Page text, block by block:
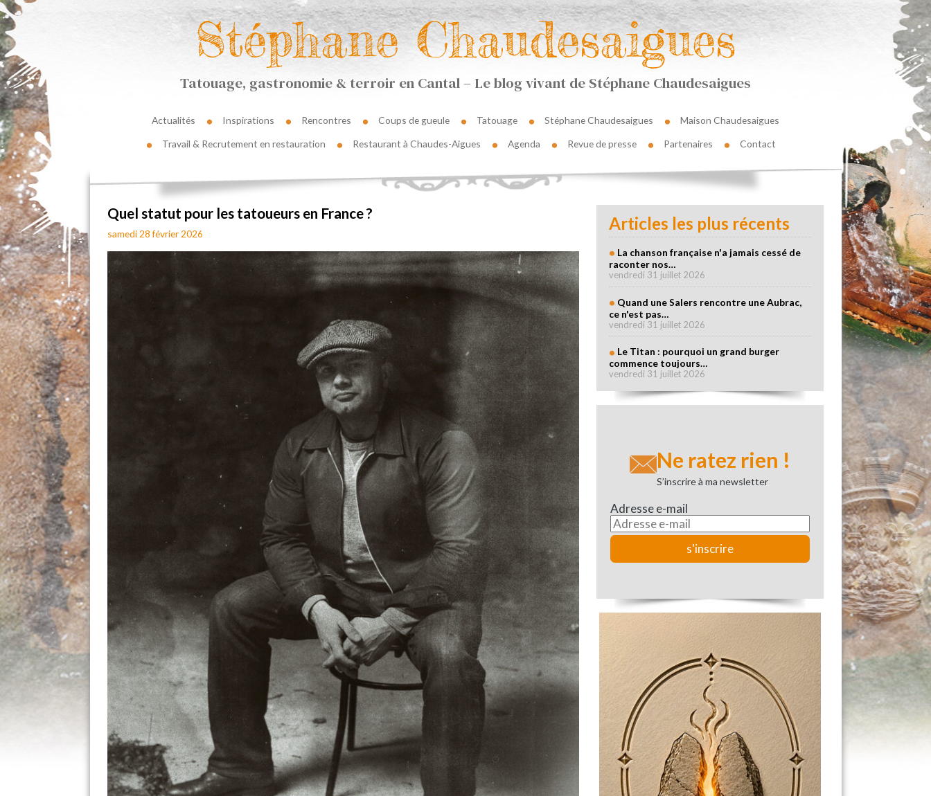
Stéphane Chaudesaigues
Tatouage, gastronomie & terroir en Cantal – Le blog vivant de Stéphane Chaudesaigues
Actualités Inspirations Rencontres Coups de gueule Tatouage Stéphane Chaudesaigues
Maison Chaudesaigues
Travail & Recrutement en restauration
Restaurant à Chaudes-Aigues Agenda Revue de presse Partenaires Contact
Quel statut pour les tatoueurs en France ?
samedi 28 février 2026 Articles les plus récents
La chanson française n'a jamais cessé de
raconter nos…
vendredi 31 juillet 2026
Quand une Salers rencontre une Aubrac,
ce n'est pas…
vendredi 31 juillet 2026
Le Titan : pourquoi un grand burger
commence toujours…
vendredi 31 juillet 2026
Ne ratez rien !
S’inscrire à ma newsletter
Adresse e-mail